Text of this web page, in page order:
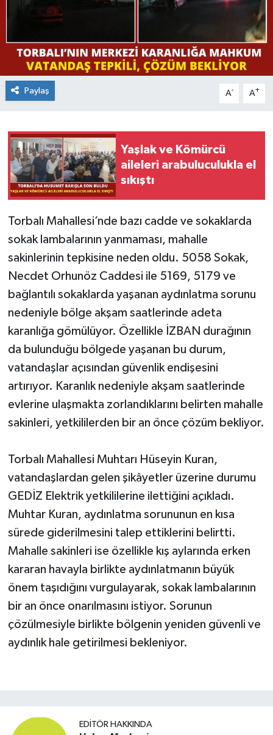
Paylaş A- A+
Yaşlak ve Kömürcü
aileleri arabuluculukla el
sıkıştı
Torbalı Mahallesi’nde bazı cadde ve sokaklarda
sokak lambalarının yanmaması, mahalle
sakinlerinin tepkisine neden oldu. 5058 Sokak,
Necdet Orhunöz Caddesi ile 5169, 5179 ve
bağlantılı sokaklarda yaşanan aydınlatma sorunu
nedeniyle bölge akşam saatlerinde adeta
karanlığa gömülüyor. Özellikle İZBAN durağının
da bulunduğu bölgede yaşanan bu durum,
vatandaşlar açısından güvenlik endişesini
artırıyor. Karanlık nedeniyle akşam saatlerinde
evlerine ulaşmakta zorlandıklarını belirten mahalle
sakinleri, yetkililerden bir an önce çözüm bekliyor.
Torbalı Mahallesi Muhtarı Hüseyin Kuran,
vatandaşlardan gelen şikâyetler üzerine durumu
GEDİZ Elektrik yetkililerine ilettiğini açıkladı.
Muhtar Kuran, aydınlatma sorununun en kısa
sürede giderilmesini talep ettiklerini belirtti.
Mahalle sakinleri ise özellikle kış aylarında erken
kararan havayla birlikte aydınlatmanın büyük
önem taşıdığını vurgulayarak, sokak lambalarının
bir an önce onarılmasını istiyor. Sorunun
çözülmesiyle birlikte bölgenin yeniden güvenli ve
aydınlık hale getirilmesi bekleniyor.
EDITÖR HAKKINDA